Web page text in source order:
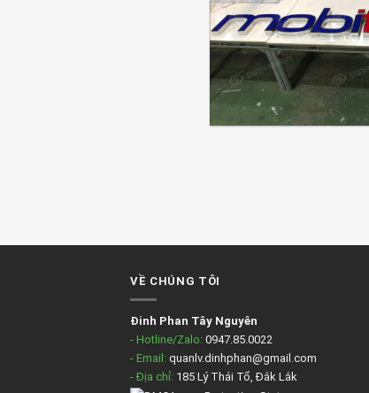
VỀ CHÚNG TÔI
Đinh Phan Tây Nguyên
- Hotline/Zalo: 0947.85.0022
- Email: quanlv.dinhphan@gmail.com
- Địa chỉ: 185 Lý Thái Tổ, Đắk Lắk